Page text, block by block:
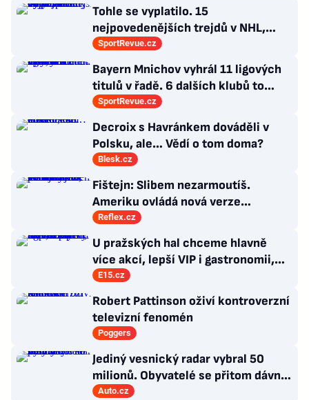
Tohle se vyplatilo. 15
nejpovedenějších trejdů v NHL,
které byly upečeny na poslední
SportRevue.cz
Bayern Mnichov vyhrál 11 ligových
titulů v řadě. 6 dalších klubů to
zvládlo také, některé i víckrát
SportRevue.cz
Decroix s Havránkem dováděli v
Polsku, ale… Vědí o tom doma?
Blesk.cz
Fištejn: Slibem nezarmoutíš.
Ameriku ovládá nová verze
komunismu, která chce měnit
zajeté pořádky
Reflex.cz
U pražských hal chceme hlavně
více akcí, lepší VIP i gastronomii,
říká evropský šéf Live Nation
E15.cz
Robert Pattinson oživí kontroverzní
televizní fenomén
Poggers
Jediný vesnický radar vybral 50
milionů. Obyvatelé se přitom dávno
bouřili
Auto.cz